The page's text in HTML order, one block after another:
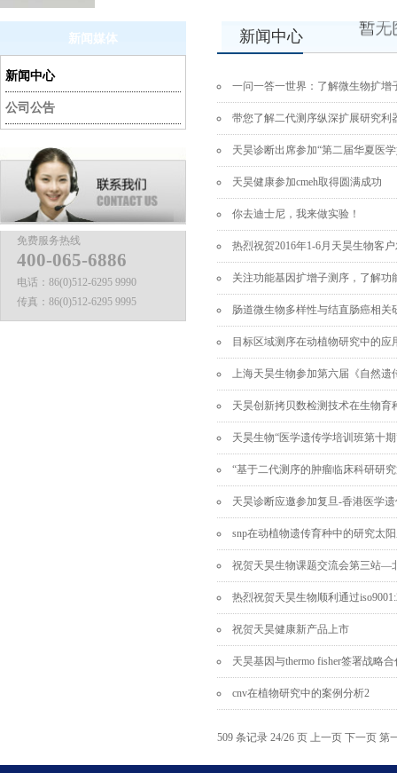
新闻媒体
新闻中心
公司公告
免费服务热线
400-065-6886
电话： 86(0)512-6295 9990
传真： 86(0)512-6295 9995
新闻中心
一问一答一世界：了解微生物扩增
带您了解二代测序纵深扩展研究利
天昊诊断出席参加“第二届华夏医
天昊健康参加cmeh取得圆满成功
你去迪士尼，我来做实验！
热烈祝贺2016年1-6月天昊生物客
关注功能基因扩增子测序，了解功
肠道微生物多样性与结直肠癌相关
目标区域测序在动植物研究中的应
上海天昊生物参加第六届《自然遗
天昊创新拷贝数检测技术在生物育
天昊生物“医学遗传学培训班第十
“基于二代测序的肿瘤临床科研研
天昊诊断应邀参加复旦-香港医学
snp在动植物遗传育种中的研究太
祝贺天昊生物课题交流会第三站—
热烈祝贺天昊生物顺利通过
祝贺天昊健康新产品上市
天昊基因与thermo fisher签署战略
cnv在植物研究中的案例分析2
509 条记录 24/26 页 上一页 下一页 第